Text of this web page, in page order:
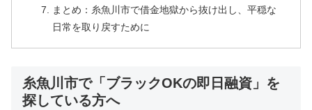
まとめ：糸魚川市で借金地獄から抜け出し、平穏な
日常を取り戻すために
糸魚川市で「ブラックOKの即日融資」を
探している方へ